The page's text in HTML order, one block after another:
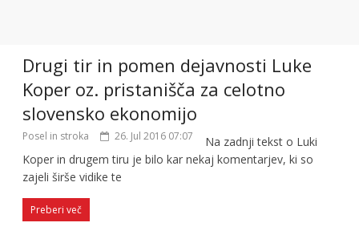
Drugi tir in pomen dejavnosti Luke
Koper oz. pristanišča za celotno
slovensko ekonomijo
Posel in stroka 26. Jul 2016 07:07
Na zadnji tekst o Luki
Koper in drugem tiru je bilo kar nekaj komentarjev, ki so
zajeli širše vidike te
Preberi več